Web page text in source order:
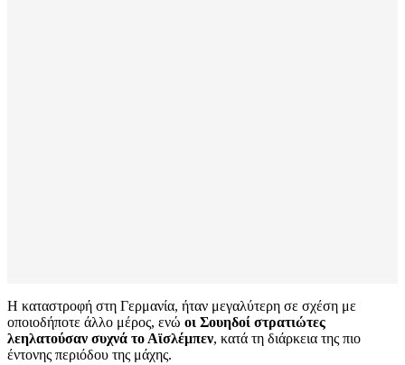
Η καταστροφή στη Γερμανία, ήταν μεγαλύτερη σε σχέση με
οποιοδήποτε άλλο μέρος, ενώ οι Σουηδοί στρατιώτες
λεηλατούσαν συχνά το Αϊσλέμπεν, κατά τη διάρκεια της πιο
έντονης περιόδου της μάχης.